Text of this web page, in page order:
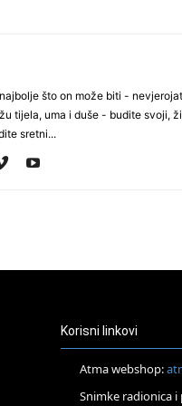
što on može biti -
tijela, uma i duše - budite svoji,
sretni...
Korisni linkovi
Atma webshop:
Snimke radionica i